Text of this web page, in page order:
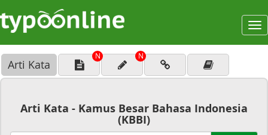
Arti Kata
N N
Arti Kata - Kamus Besar Bahasa Indonesia
(KBBI)